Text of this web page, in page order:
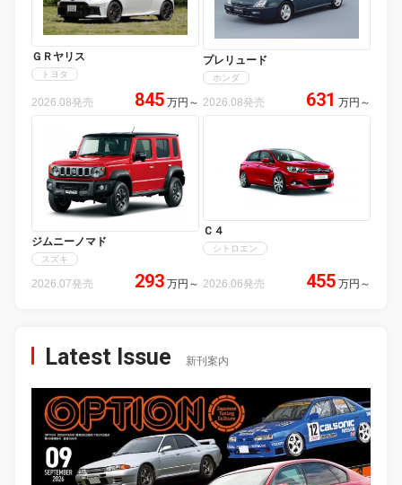
ＧＲヤリス
トヨタ
2026.08発売 845 万円 ～
プレリュード
ホンダ
2026.08発売 631 万円 ～
ジムニーノマド
スズキ
2026.07発売 293 万円 ～
Ｃ４
シトロエン
2026.06発売 455 万円 ～
Latest Issue 新刊案内